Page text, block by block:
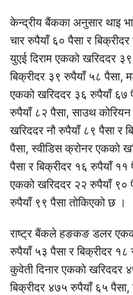
केन्द्रीय बैंकका अनुसार थाइ
चार रुपैयाँ ६० पैसा र
युएई दिराम एकको खरिददर
बिक्रीदर ३९ रुपैयाँ ५८ पैसा,
एकको खरिददर ३६ रुपैयाँ ६७
रुपैयाँ ८२ पैसा, साउथ
खरिददर नौ रुपैयाँ ८९ पैसा र
पैसा, स्वीडिस क्रोनर एकको
पैसा र बिक्रीदर १६ रुपैयाँ
एकको खरिददर २२ रुपैयाँ ९०
रुपैयाँ ९९ पैसा तोकिएको छ ।
राष्ट्र बैंकले हङकङ डलर
रुपैयाँ ५३ पैसा र बिक्रीदर १८
कुवेती दिनार एकको खरिददर
बिक्रीदर ४७५ रुपैयाँ ६५ पैसा,